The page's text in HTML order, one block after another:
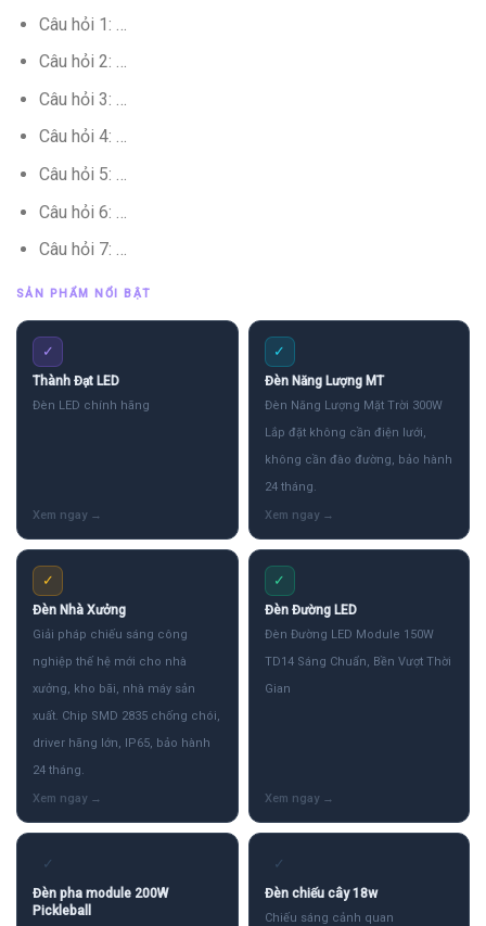
Câu hỏi 1: …
Câu hỏi 2: …
Câu hỏi 3: …
Câu hỏi 4: …
Câu hỏi 5: …
Câu hỏi 6: …
Câu hỏi 7: …
SẢN PHẨM NỔI BẬT
✓
Thành Đạt LED
Đèn LED chính hãng
✓
Đèn Năng Lượng MT
Đèn Năng Lượng Mặt Trời 300W
Lắp đặt không cần điện lưới,
không cần đào đường, bảo hành
24 tháng.
✓
Đèn Nhà Xưởng
Giải pháp chiếu sáng công
nghiệp thế hệ mới cho nhà
xưởng, kho bãi, nhà máy sản
xuất. Chip SMD 2835 chống chói,
driver hãng lớn, IP65, bảo hành
24 tháng.
✓
Đèn Đường LED
Đèn Đường LED Module 150W
TD14 Sáng Chuẩn, Bền Vượt Thời
Gian
✓
Đèn pha module 200W
Pickleball
✓
Đèn chiếu cây 18w
Chiếu sáng cảnh quan